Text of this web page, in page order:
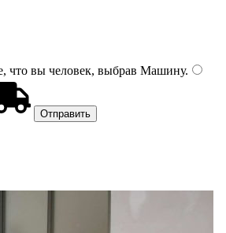
что вы человек, выбрав Машину.